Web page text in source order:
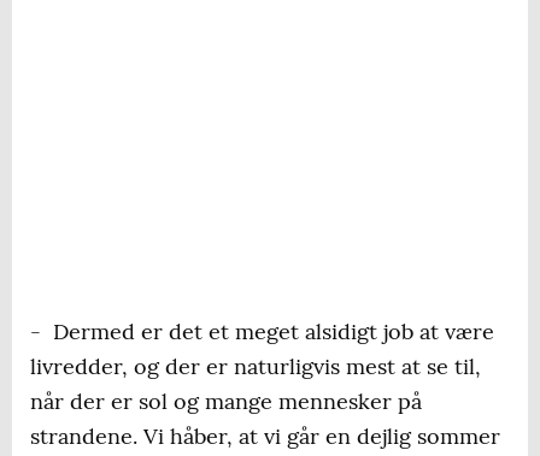
- Dermed er det et meget alsidigt job at være
livredder, og der er naturligvis mest at se til,
når der er sol og mange mennesker på
strandene. Vi håber, at vi går en dejlig sommer